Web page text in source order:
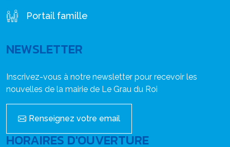
Portail famille
NEWSLETTER
Inscrivez-vous à notre newsletter pour recevoir les
nouvelles de la mairie de Le Grau du Roi
Renseignez votre email
HORAIRES D'OUVERTURE